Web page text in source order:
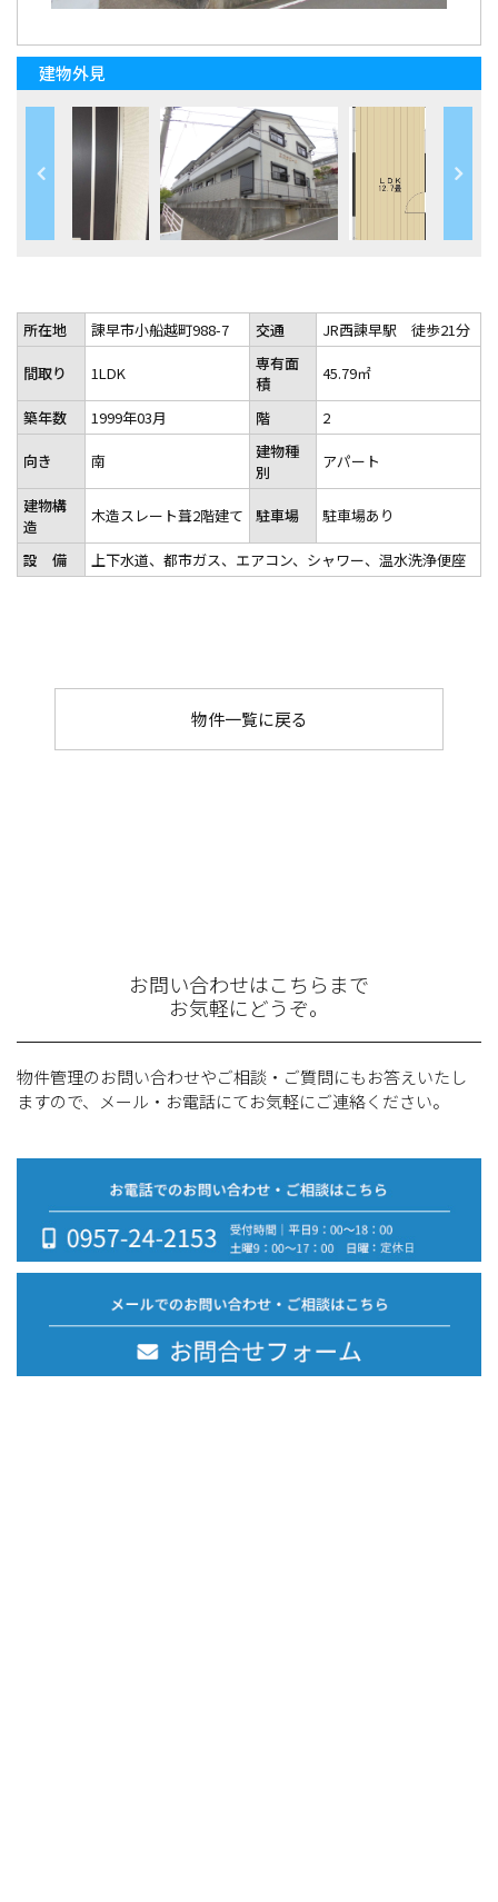
建物外見
所在地 諌早市小船越町988-7 交通 JR西諫早駅 徒歩21分
間取り 1LDK
専有面
積
45.79㎡
築年数 1999年03月 階 2
向き 南
建物種
別
アパート
建物構
造
木造スレート葺2階建て 駐車場 駐車場あり
設 備 上下水道、都市ガス、エアコン、シャワー、温水洗浄便座
物件一覧に戻る
お問い合わせはこちらまで
お気軽にどうぞ。
物件管理のお問い合わせやご相談・ご質問にもお答えいたし
ますので、メール・お電話にてお気軽にご連絡ください。